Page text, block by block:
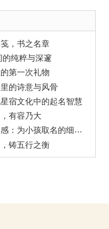
，书之名章
的纯粹与深邃
第一次礼物
的诗意与风骨
宿文化中的起名智慧
有容乃大
为小孩取名的细腻考量
铸五行之衡